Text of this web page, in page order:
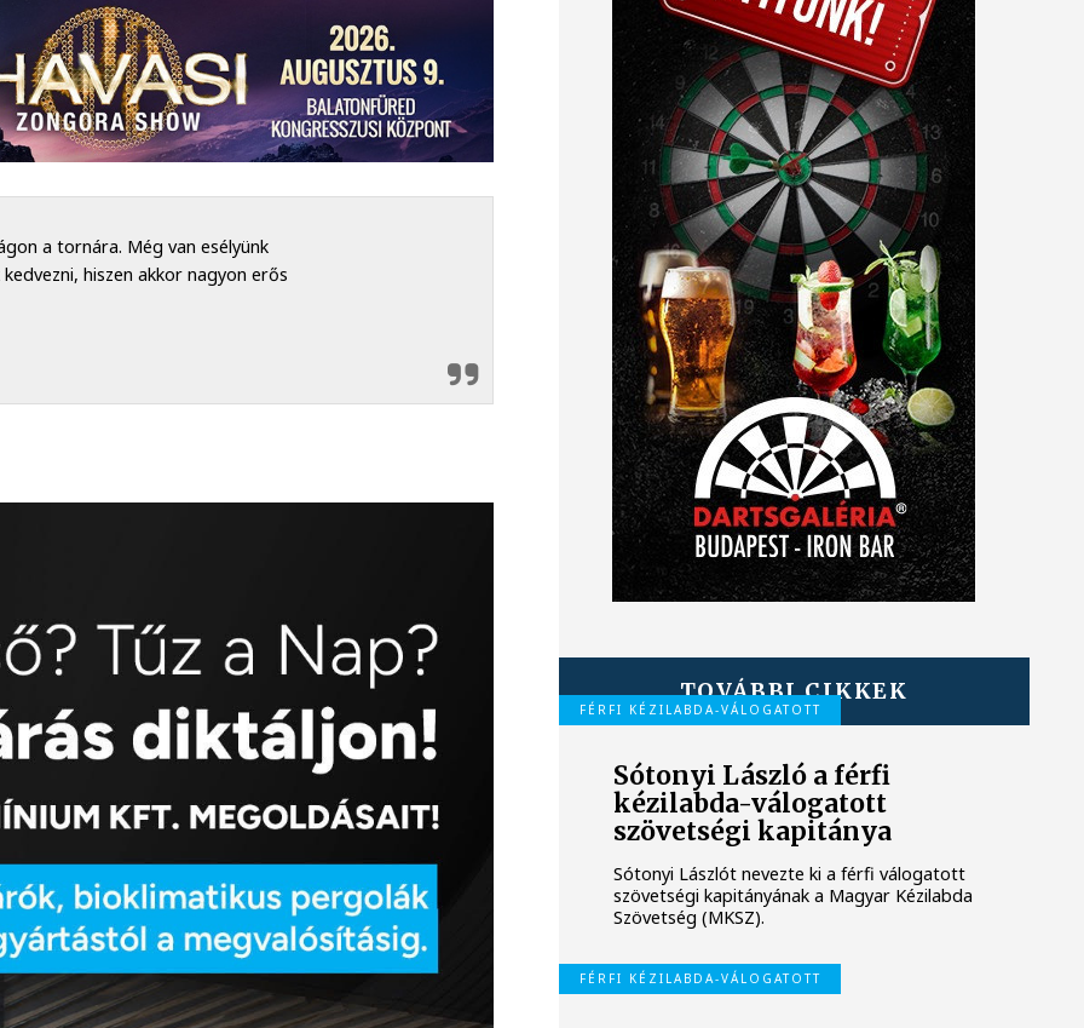
a tornára. Még van esélyünk
hiszen akkor nagyon erős
TOVÁBBI CIKKEK
FÉRFI KÉZILABDA-VÁLOGATOTT
Sótonyi László a férfi
kézilabda-válogatott
szövetségi kapitánya
Sótonyi Lászlót nevezte ki a férfi válogatott
szövetségi kapitányának a Magyar Kézilabda
Szövetség (MKSZ).
FÉRFI KÉZILABDA-VÁLOGATOTT